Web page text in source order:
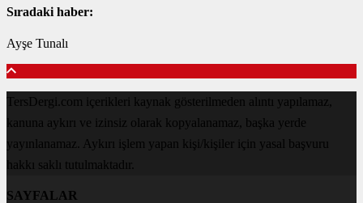
Sıradaki haber:
Ayşe Tunalı
TersDergi.com içerikleri kaynak gösterilmeden alıntı yapılamaz,
kanuna aykırı ve izinsiz olarak kopyalanamaz, başka yerde
yayınlanamaz. Aykırı işlem yapan kişi/kişiler için yasal başvuru
hakkı saklı tutulmaktadır.
SAYFALAR